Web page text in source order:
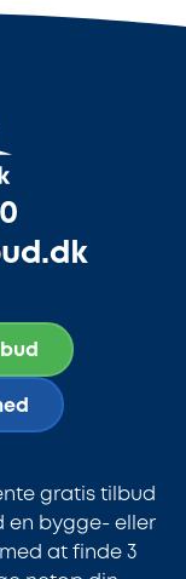
gratis tilbud
en bygge- eller
at finde 3